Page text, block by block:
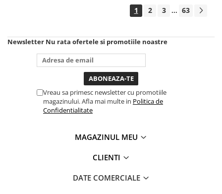
Masini de gaurit si taiat
Pistoale Pneumatice
Scule pentru nituit si capsat
Slefuitoare Pneumatice
Scule speciale
1 2 3 ... 63
Newsletter Nu rata ofertele si promotiile noastre
Vreau sa primesc newsletter cu promotiile
magazinului. Afla mai multe in Politica de
Confidentialitate
MAGAZINUL MEU
CLIENTI
DATE COMERCIALE